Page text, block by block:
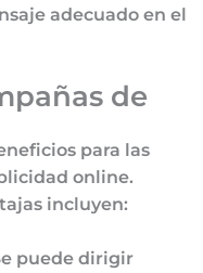
adecuado en el
de
para las
online.
incluyen:
puede dirigir